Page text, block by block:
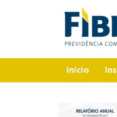
Search
Início